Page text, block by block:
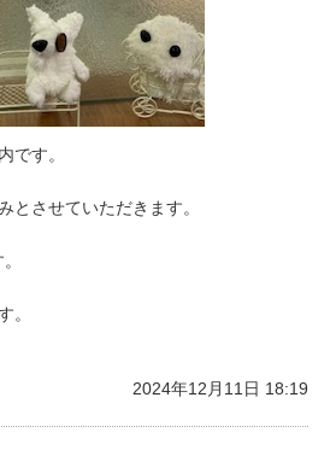
です。
とさせていただきます。
。
2024年12月11日 18:19